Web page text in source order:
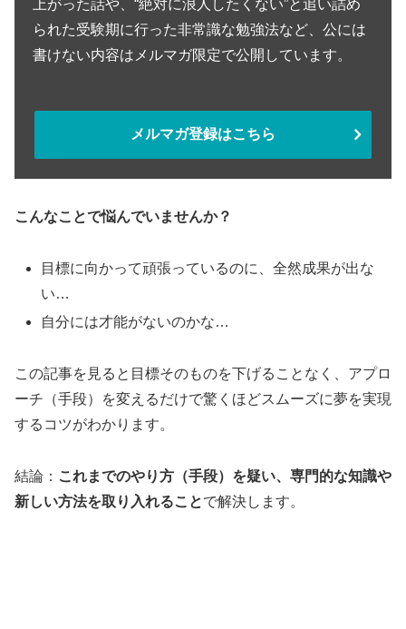
上がった話や、“絶対に浪人したくない”と追い詰め
られた受験期に行った非常識な勉強法など、公には
書けない内容はメルマガ限定で公開しています。
メルマガ登録はこちら
こんなことで悩んでいませんか？
目標に向かって頑張っているのに、全然成果が出な
い…
自分には才能がないのかな…
この記事を見ると目標そのものを下げることなく、アプロ
ーチ（手段）を変えるだけで驚くほどスムーズに夢を実現
するコツがわかります。
結論： これまでのやり方（手段）を疑い、専門的な知識や
新しい方法を取り入れることで解決します。